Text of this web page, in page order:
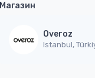
Магазин
Overoz
Istanbul,